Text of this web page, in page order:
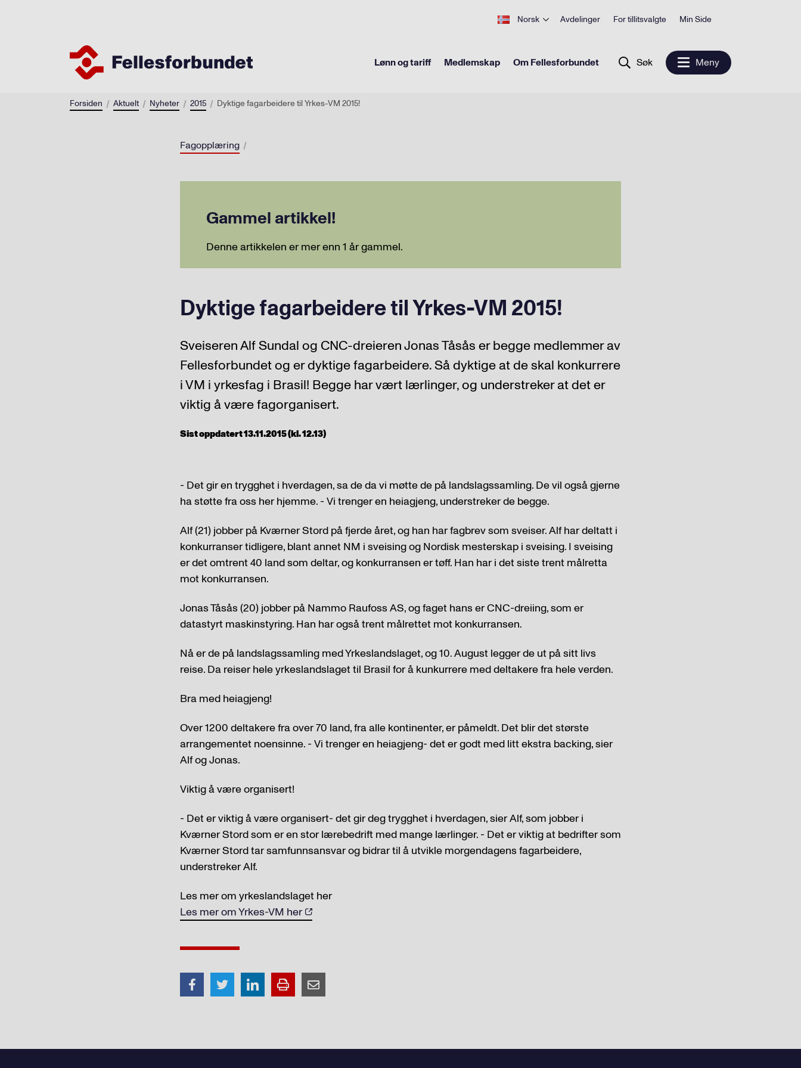
Norsk Avdelinger For tillitsvalgte Min Side
Lønn og tariff Medlemskap Om Fellesforbundet Søk Meny
Forsiden Aktuelt Nyheter 2015 Dyktige fagarbeidere til Yrkes-VM 2015!
Fagopplæring
Gammel artikkel!
Denne artikkelen er mer enn 1 år gammel.
Dyktige fagarbeidere til Yrkes-VM 2015!
Sveiseren Alf Sundal og CNC-dreieren Jonas Tåsås er begge medlemmer av
Fellesforbundet og er dyktige fagarbeidere. Så dyktige at de skal konkurrere
i VM i yrkesfag i Brasil! Begge har vært lærlinger, og understreker at det er
viktig å være fagorganisert.
Sist oppdatert 13.11.2015 (kl. 12.13)
- Det gir en trygghet i hverdagen, sa de da vi møtte de på landslagssamling. De vil også gjerne
ha støtte fra oss her hjemme. - Vi trenger en heiagjeng, understreker de begge.
Alf (21) jobber på Kværner Stord på fjerde året, og han har fagbrev som sveiser. Alf har deltatt i
konkurranser tidligere, blant annet NM i sveising og Nordisk mesterskap i sveising. I sveising
er det omtrent 40 land som deltar, og konkurransen er tøff. Han har i det siste trent målretta
mot konkurransen.
Jonas Tåsås (20) jobber på Nammo Raufoss AS, og faget hans er CNC-dreiing, som er
datastyrt maskinstyring. Han har også trent målrettet mot konkurransen.
Nå er de på landslagssamling med Yrkeslandslaget, og 10. August legger de ut på sitt livs
reise. Da reiser hele yrkeslandslaget til Brasil for å kunkurrere med deltakere fra hele verden.
Bra med heiagjeng!
Over 1200 deltakere fra over 70 land, fra alle kontinenter, er påmeldt. Det blir det største
arrangementet noensinne. - Vi trenger en heiagjeng- det er godt med litt ekstra backing, sier
Alf og Jonas.
Viktig å være organisert!
- Det er viktig å være organisert- det gir deg trygghet i hverdagen, sier Alf, som jobber i
Kværner Stord som er en stor lærebedrift med mange lærlinger. - Det er viktig at bedrifter som
Kværner Stord tar samfunnsansvar og bidrar til å utvikle morgendagens fagarbeidere,
understreker Alf.
Les mer om yrkeslandslaget her
Les mer om Yrkes-VM her